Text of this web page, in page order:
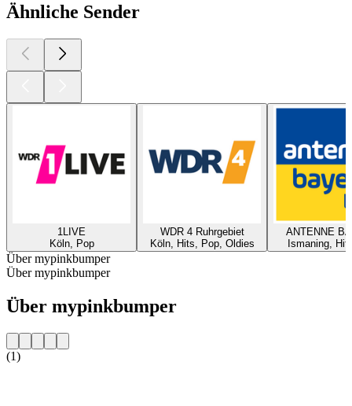
Ähnliche Sender
1LIVE
Köln, Pop
WDR 4 Ruhrgebiet
Köln, Hits, Pop, Oldies
ANTENNE
Ismaning,
Über mypinkbumper
Über mypinkbumper
Über mypinkbumper
(1)